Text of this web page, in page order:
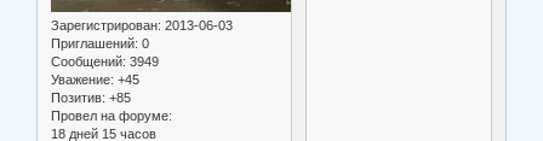
Зарегистрирован: 2013-06-03
Приглашений: 0
Сообщений: 3949
Уважение: +45
Позитив: +85
Провел на форуме:
18 дней 15 часов